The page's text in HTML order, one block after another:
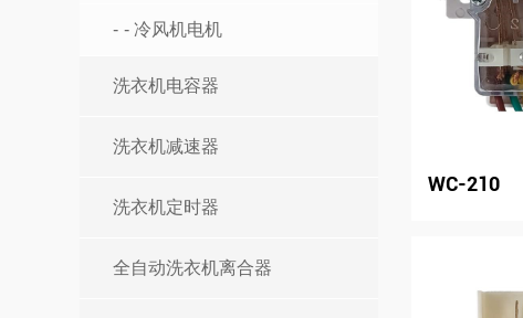
- 冷风机电机
洗衣机电容器
洗衣机减速器
洗衣机定时器
全自动洗衣机离合器
WC-210